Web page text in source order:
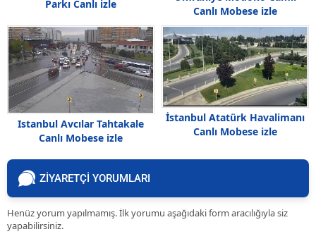
Parkı Canlı izle
Canlı Mobese izle
Istanbul Avcılar Tahtakale
Canlı Mobese izle
İstanbul Atatürk Havalimanı
Canlı Mobese izle
ZİYARETÇİ YORUMLARI
Henüz yorum yapılmamış. İlk yorumu aşağıdaki form aracılığıyla siz
yapabilirsiniz.